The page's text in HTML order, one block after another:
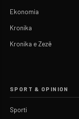
Ekonomia
Kronika
Kronika e Zezë
SPORT & OPINION
Sporti